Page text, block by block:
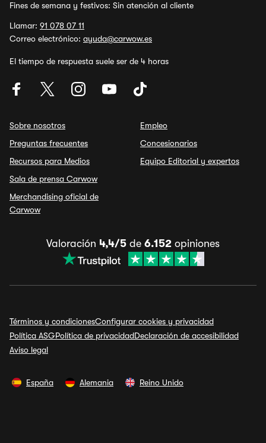
Fines de semana y festivos: Sin atención al cliente
Llamar: 91 078 07 11
Correo electrónico: ayuda@carwow.es
El tiempo de respuesta suele ser de 4 horas
Sobre nosotros
Preguntas frecuentes
Recursos para Medios
Sala de prensa Carwow
Merchandising oficial de
Carwow
Empleo
Concesionarios
Equipo Editorial y expertos
Valoración 4,4/5 de 6.152 opiniones
Términos y condicionesConfigurar cookies y privacidad
Política ASGPolítica de privacidadDeclaración de accesibilidad
Aviso legal
España Alemania Reino Unido